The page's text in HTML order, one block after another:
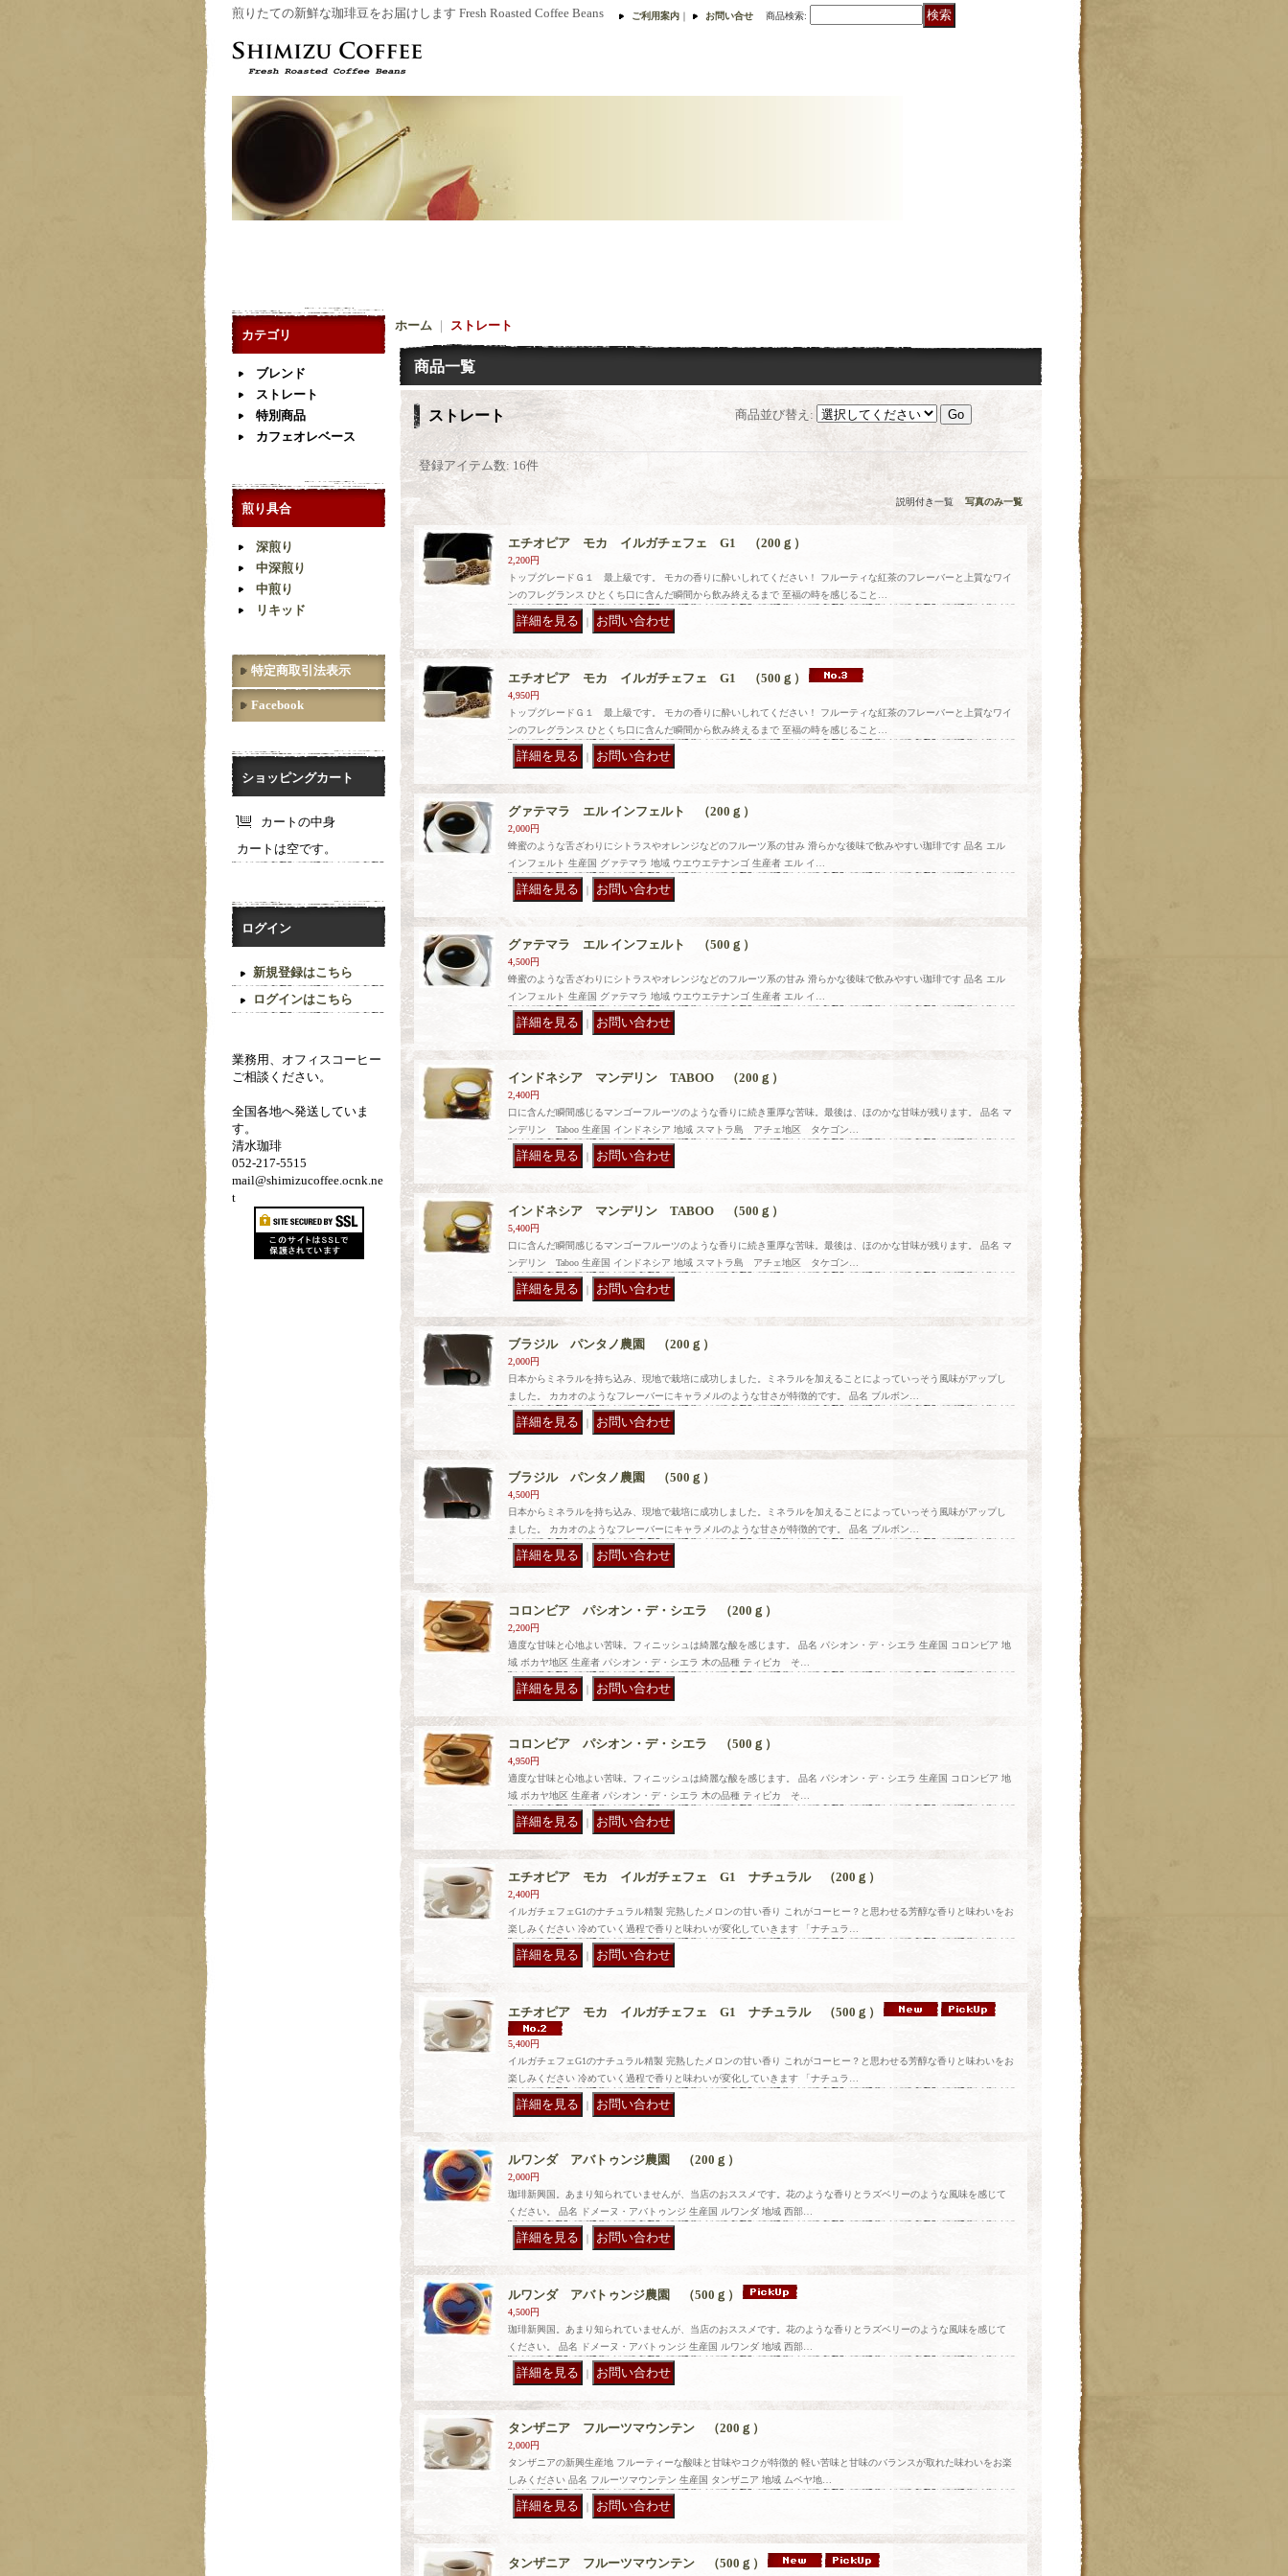
煎りたての新鮮な珈琲豆をお届けします Fresh Roasted Coffee Beans ご利用案内 ｜ お問い合せ 商品検索:
カテゴリ
ブレンド
ストレート
特別商品
カフェオレベース
煎り具合
深煎り
中深煎り
中煎り
リキッド
特定商取引法表示
Facebook
ショッピングカート
カートの中身
カートは空です。
ログイン
新規登録はこちら
ログインはこちら
業務用、オフィスコーヒー
ご相談ください。
全国各地へ発送していま
す。
清水珈琲
052-217-5515
mail@shimizucoffee.ocnk.ne
t
ホーム ストレート
商品一覧
ストレート 商品並び替え :
登録アイテム数: 16件
説明付き一覧 写真のみ一覧
エチオピア モカ イルガチェフェ G1 （200ｇ）
2,200円
トップグレードＧ１ 最上級です。 モカの香りに酔いしれてください！ フルーティな紅茶のフレーバーと上質なワイ
ンのフレグランス ひとくち口に含んだ瞬間から飲み終えるまで 至福の時を感じること…
エチオピア モカ イルガチェフェ G1 （500ｇ）
4,950円
トップグレードＧ１ 最上級です。 モカの香りに酔いしれてください！ フルーティな紅茶のフレーバーと上質なワイ
ンのフレグランス ひとくち口に含んだ瞬間から飲み終えるまで 至福の時を感じること…
｜
グァテマラ エル インフェルト （200ｇ）
2,000円
蜂蜜のような舌ざわりにシトラスやオレンジなどのフルーツ系の甘み 滑らかな後味で飲みやすい珈琲です 品名 エル
インフェルト 生産国 グァテマラ 地域 ウエウエテナンゴ 生産者 エル イ…
グァテマラ エル インフェルト （500ｇ）
4,500円
蜂蜜のような舌ざわりにシトラスやオレンジなどのフルーツ系の甘み 滑らかな後味で飲みやすい珈琲です 品名 エル
インフェルト 生産国 グァテマラ 地域 ウエウエテナンゴ 生産者 エル イ…
インドネシア マンデリン TABOO （200ｇ）
2,400円
口に含んだ瞬間感じるマンゴーフルーツのような香りに続き重厚な苦味。最後は、ほのかな甘味が残ります。 品名 マ
ンデリン Taboo 生産国 インドネシア 地域 スマトラ島 アチェ地区 タケゴン…
インドネシア マンデリン TABOO （500ｇ）
5,400円
口に含んだ瞬間感じるマンゴーフルーツのような香りに続き重厚な苦味。最後は、ほのかな甘味が残ります。 品名 マ
ンデリン Taboo 生産国 インドネシア 地域 スマトラ島 アチェ地区 タケゴン…
ブラジル パンタノ農園 （200ｇ）
2,000円
日本からミネラルを持ち込み、現地で栽培に成功しました。ミネラルを加えることによっていっそう風味がアップし
ました。 カカオのようなフレーバーにキャラメルのような甘さが特徴的です。 品名 ブルボン…
ブラジル パンタノ農園 （500ｇ）
4,500円
日本からミネラルを持ち込み、現地で栽培に成功しました。ミネラルを加えることによっていっそう風味がアップし
ました。 カカオのようなフレーバーにキャラメルのような甘さが特徴的です。 品名 ブルボン…
コロンビア パシオン・デ・シエラ （200ｇ）
2,200円
適度な甘味と心地よい苦味。フィニッシュは綺麗な酸を感じます。 品名 パシオン・デ・シエラ 生産国 コロンビア 地
域 ボカヤ地区 生産者 パシオン・デ・シエラ 木の品種 ティピカ そ…
コロンビア パシオン・デ・シエラ （500ｇ）
4,950円
適度な甘味と心地よい苦味。フィニッシュは綺麗な酸を感じます。 品名 パシオン・デ・シエラ 生産国 コロンビア 地
域 ボカヤ地区 生産者 パシオン・デ・シエラ 木の品種 ティピカ そ…
エチオピア モカ イルガチェフェ G1 ナチュラル （200ｇ）
2,400円
イルガチェフェG1のナチュラル精製 完熟したメロンの甘い香り これがコーヒー？と思わせる芳醇な香りと味わいをお
楽しみください 冷めていく過程で香りと味わいが変化していきます 「ナチュラ…
エチオピア モカ イルガチェフェ G1 ナチュラル （500ｇ）
5,400円
イルガチェフェG1のナチュラル精製 完熟したメロンの甘い香り これがコーヒー？と思わせる芳醇な香りと味わいをお
楽しみください 冷めていく過程で香りと味わいが変化していきます 「ナチュラ…
｜
ルワンダ アバトゥンジ農園 （200ｇ）
2,000円
珈琲新興国。あまり知られていませんが、当店のおススメです。花のような香りとラズベリーのような風味を感じて
ください。 品名 ドメーヌ・アバトゥンジ 生産国 ルワンダ 地域 西部…
ルワンダ アバトゥンジ農園 （500ｇ）
4,500円
珈琲新興国。あまり知られていませんが、当店のおススメです。花のような香りとラズベリーのような風味を感じて
ください。 品名 ドメーヌ・アバトゥンジ 生産国 ルワンダ 地域 西部…
｜
タンザニア フルーツマウンテン （200ｇ）
2,000円
タンザニアの新興生産地 フルーティーな酸味と甘味やコクが特徴的 軽い苦味と甘味のバランスが取れた味わいをお楽
しみください 品名 フルーツマウンテン 生産国 タンザニア 地域 ムベヤ地…
タンザニア フルーツマウンテン （500ｇ）